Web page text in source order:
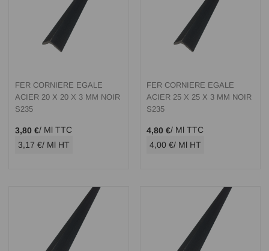
FER CORNIERE EGALE
ACIER 20 X 20 X 3 MM NOIR
S235
3,80 €/ Ml TTC
3,17 €/ Ml HT
FER CORNIERE EGALE
ACIER 25 X 25 X 3 MM NOIR
S235
4,80 €/ Ml TTC
4,00 €/ Ml HT